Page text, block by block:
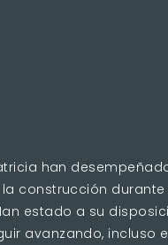
han
construcción
estado a su
avanzando, incluso